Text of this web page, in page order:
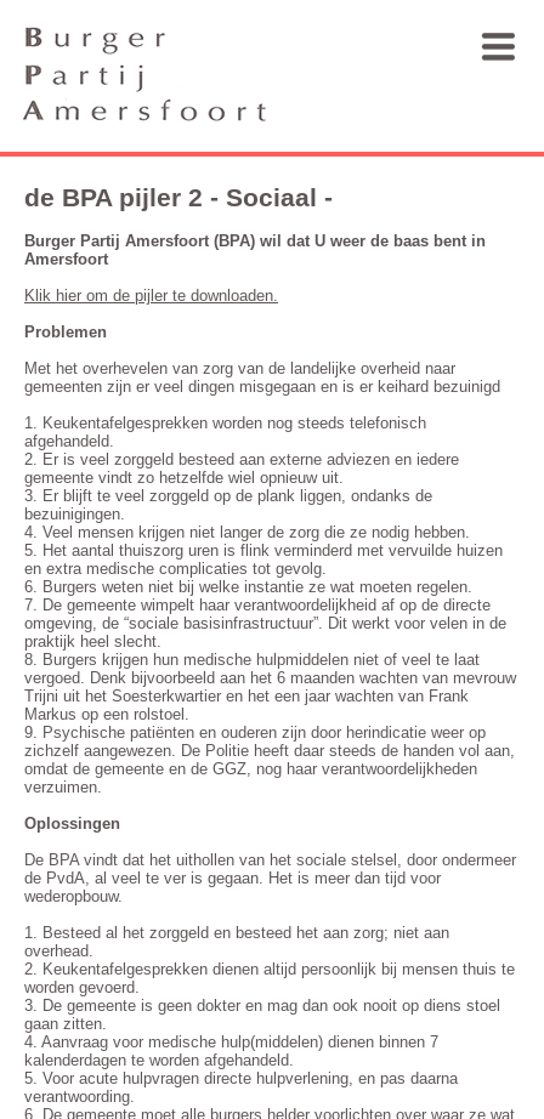
de BPA pijler 2 - Sociaal -
Burger Partij Amersfoort (BPA) wil dat U weer de baas bent in
Amersfoort
Klik hier om de pijler te downloaden.
Problemen
Met het overhevelen van zorg van de landelijke overheid naar
gemeenten zijn er veel dingen misgegaan en is er keihard bezuinigd
1. Keukentafelgesprekken worden nog steeds telefonisch
afgehandeld.
2. Er is veel zorggeld besteed aan externe adviezen en iedere
gemeente vindt zo hetzelfde wiel opnieuw uit.
3. Er blijft te veel zorggeld op de plank liggen, ondanks de
bezuinigingen.
4. Veel mensen krijgen niet langer de zorg die ze nodig hebben.
5. Het aantal thuiszorg uren is flink verminderd met vervuilde huizen
en extra medische complicaties tot gevolg.
6. Burgers weten niet bij welke instantie ze wat moeten regelen.
7. De gemeente wimpelt haar verantwoordelijkheid af op de directe
omgeving, de “sociale basisinfrastructuur”. Dit werkt voor velen in de
praktijk heel slecht.
8. Burgers krijgen hun medische hulpmiddelen niet of veel te laat
vergoed. Denk bijvoorbeeld aan het 6 maanden wachten van mevrouw
Trijni uit het Soesterkwartier en het een jaar wachten van Frank
Markus op een rolstoel.
9. Psychische patiënten en ouderen zijn door herindicatie weer op
zichzelf aangewezen. De Politie heeft daar steeds de handen vol aan,
omdat de gemeente en de GGZ, nog haar verantwoordelijkheden
verzuimen.
Oplossingen
De BPA vindt dat het uithollen van het sociale stelsel, door ondermeer
de PvdA, al veel te ver is gegaan. Het is meer dan tijd voor
wederopbouw.
1. Besteed al het zorggeld en besteed het aan zorg; niet aan
overhead.
2. Keukentafelgesprekken dienen altijd persoonlijk bij mensen thuis te
worden gevoerd.
3. De gemeente is geen dokter en mag dan ook nooit op diens stoel
gaan zitten.
4. Aanvraag voor medische hulp(middelen) dienen binnen 7
kalenderdagen te worden afgehandeld.
5. Voor acute hulpvragen directe hulpverlening, en pas daarna
verantwoording.
6. De gemeente moet alle burgers helder voorlichten over waar ze wat